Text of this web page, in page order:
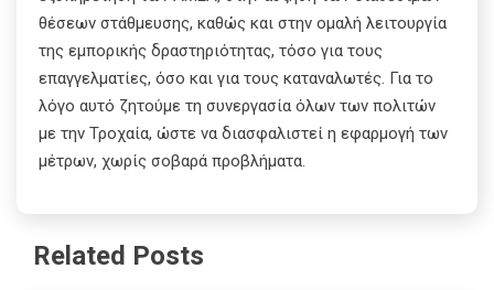
θέσεων στάθμευσης, καθώς και στην ομαλή λειτουργία
της εμπορικής δραστηριότητας, τόσο για τους
επαγγελματίες, όσο και για τους καταναλωτές. Για το
λόγο αυτό ζητούμε τη συνεργασία όλων των πολιτών
με την Τροχαία, ώστε να διασφαλιστεί η εφαρμογή των
μέτρων, χωρίς σοβαρά προβλήματα.
Related Posts